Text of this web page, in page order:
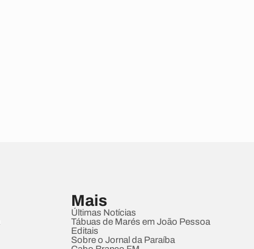
Mais
Últimas Notícias
Tábuas de Marés em João Pessoa
Editais
Sobre o Jornal da Paraíba